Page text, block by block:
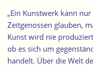
„Ein Kunstwerk kann
Zeitgenossen glauben,
Kunst wird nie
ob es sich um
handelt. Über die Welt